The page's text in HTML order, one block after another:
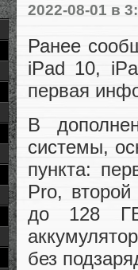
2022-08-01 в
Ранее
iPad 10,
первая
В
системы,
пункта:
Pro,
до 128
без